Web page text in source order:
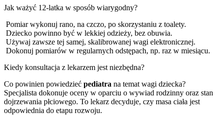
Jak ważyć 12-latka w sposób wiarygodny?
Pomiar wykonuj rano, na czczo, po skorzystaniu z toalety.
Dziecko powinno być w lekkiej odzieży, bez obuwia.
Używaj zawsze tej samej, skalibrowanej wagi elektronicznej.
Dokonuj pomiarów w regularnych odstępach, np. raz w miesiącu.
Kiedy konsultacja z lekarzem jest niezbędna?
Co powinien powiedzieć pediatra na temat wagi dziecka?
Specjalista dokonuje oceny w oparciu o wywiad rodzinny oraz stan
dojrzewania płciowego. To lekarz decyduje, czy masa ciała jest
odpowiednia do etapu rozwoju.